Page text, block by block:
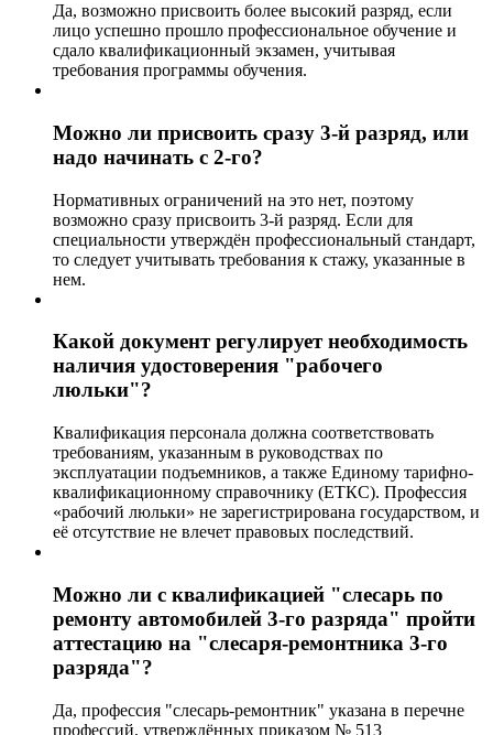
Да, возможно присвоить более высокий разряд, если
лицо успешно прошло профессиональное обучение и
сдало квалификационный экзамен, учитывая
требования программы обучения.
Можно ли присвоить сразу 3-й разряд, или
надо начинать с 2-го?
Нормативных ограничений на это нет, поэтому
возможно сразу присвоить 3-й разряд. Если для
специальности утверждён профессиональный стандарт,
то следует учитывать требования к стажу, указанные в
нем.
Какой документ регулирует необходимость
наличия удостоверения "рабочего
люльки"?
Квалификация персонала должна соответствовать
требованиям, указанным в руководствах по
эксплуатации подъемников, а также Единому тарифно-
квалификационному справочнику (ЕТКС). Профессия
«рабочий люльки» не зарегистрирована государством, и
её отсутствие не влечет правовых последствий.
Можно ли с квалификацией "слесарь по
ремонту автомобилей 3-го разряда" пройти
аттестацию на "слесаря-ремонтника 3-го
разряда"?
Да, профессия "слесарь-ремонтник" указана в перечне
профессий, утверждённых приказом № 513